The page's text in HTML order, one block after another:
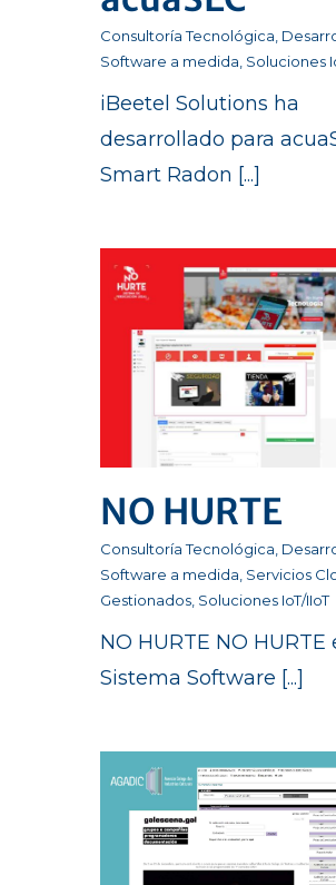
Consultoría Tecnológica
Software a medida Soluciones
iBeetel Solutions ha
desarrollado para
Smart Radon [...]
NO HURTE
Consultoría Tecnológica
Software a medida Servicios
Gestionados Soluciones IoT/IIoT
NO HURTE NO HURTE
Sistema Software [...]